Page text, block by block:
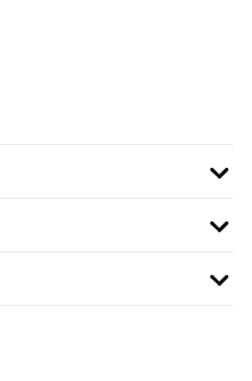
dans l'herbe ou sur les rochers.